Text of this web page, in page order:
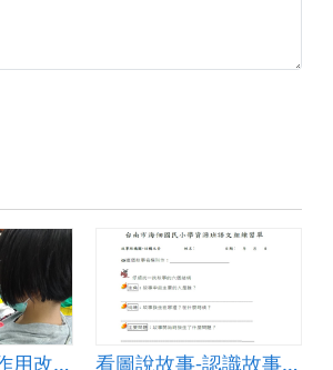
教案-流水侵蝕作用改變地貌&amp;mdash;以峽谷為例 看圖說故事-認識故事結構元素